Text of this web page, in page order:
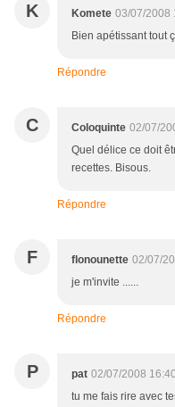
K Komete 03/07/2008
Bien apétissant tout
Répondre
C Coloquinte 02/07/
Quel délice ce doit
recettes. Bisous.
Répondre
F flonounette 02/07/
je m'invite ......
Répondre
P pat 02/07/2008 16:40
tu me fais rire avec